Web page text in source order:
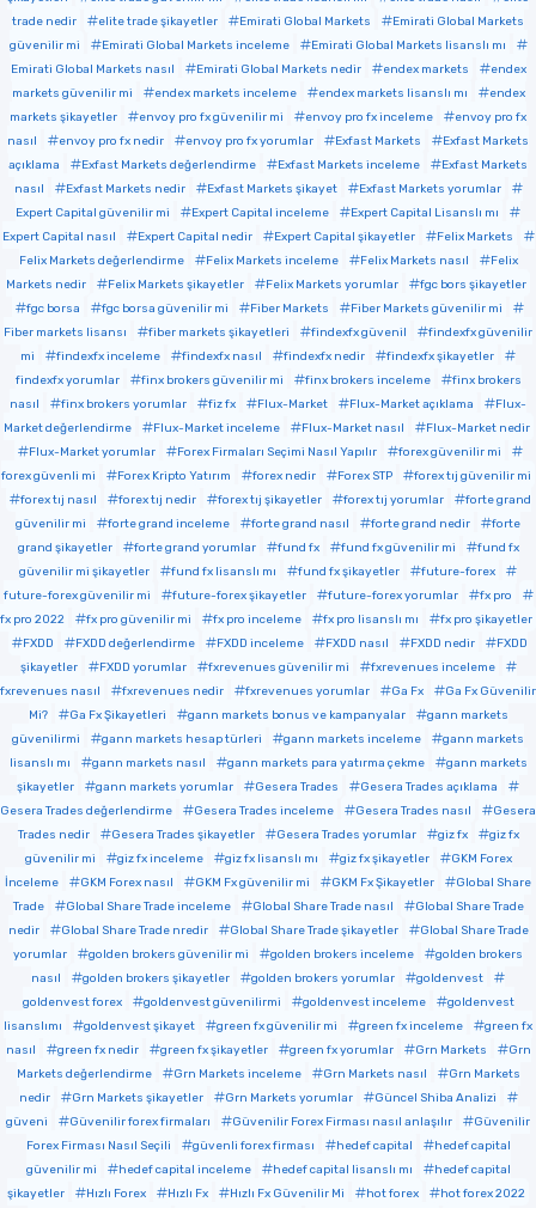
trade nedir
elite trade şikayetler Emirati Global Markets
Emirati Global Markets
güvenilir mi
Emirati Global Markets inceleme
Emirati Global Markets lisanslı mı
Emirati Global Markets nasıl
Emirati Global Markets nedir endex markets
endex
markets güvenilir mi
endex markets inceleme endex markets lisanslı mı
endex
markets şikayetler
envoy pro fx güvenilir mi envoy pro fx inceleme
envoy pro fx
nasıl
envoy pro fx nedir envoy pro fx yorumlar Exfast Markets
Exfast Markets
açıklama
Exfast Markets değerlendirme Exfast Markets inceleme
Exfast Markets
nasıl
Exfast Markets nedir Exfast Markets şikayet
Exfast Markets yorumlar
Expert Capital güvenilir mi
Expert Capital inceleme
Expert Capital Lisanslı mı
Expert Capital nasıl
Expert Capital nedir Expert Capital şikayetler
Felix Markets
Felix Markets değerlendirme
Felix Markets inceleme Felix Markets nasıl
Felix
Markets nedir
Felix Markets şikayetler Felix Markets yorumlar
fgc bors şikayetler
fgc borsa
fgc borsa güvenilir mi Fiber Markets
Fiber Markets güvenilir mi
Fiber markets lisansı
fiber markets şikayetleri findexfx güvenil
findexfx güvenilir
mi
findexfx inceleme findexfx nasıl findexfx nedir
findexfx şikayetler
findexfx yorumlar
finx brokers güvenilir mi finx brokers inceleme
finx brokers
nasıl
finx brokers yorumlar fiz fx Flux-Market Flux-Market açıklama
Flux-
Market değerlendirme
Flux-Market inceleme Flux-Market nasıl
Flux-Market nedir
Flux-Market yorumlar
Forex Firmaları Seçimi Nasıl Yapılır
forex güvenilir mi
forex güvenli mi
Forex Kripto Yatırım forex nedir Forex STP
forex tıj güvenilir mi
forex tıj nasıl
forex tıj nedir forex tıj şikayetler forex tıj yorumlar
forte grand
güvenilir mi
forte grand inceleme forte grand nasıl forte grand nedir
forte
grand şikayetler
forte grand yorumlar fund fx fund fx güvenilir mi
fund fx
güvenilir mi şikayetler
fund fx lisanslı mı fund fx şikayetler
future-forex
future-forex güvenilir mi
future-forex şikayetler future-forex yorumlar
fx pro
fx pro 2022
fx pro güvenilir mi fx pro inceleme fx pro lisanslı mı
fx pro şikayetler
FXDD
FXDD değerlendirme FXDD inceleme FXDD nasıl FXDD nedir
FXDD
şikayetler
FXDD yorumlar fxrevenues güvenilir mi
fxrevenues inceleme
fxrevenues nasıl
fxrevenues nedir fxrevenues yorumlar Ga Fx
Ga Fx Güvenilir
Mi?
Ga Fx Şikayetleri gann markets bonus ve kampanyalar
gann markets
güvenilirmi
gann markets hesap türleri gann markets inceleme
gann markets
lisanslı mı
gann markets nasıl gann markets para yatırma çekme
gann markets
şikayetler
gann markets yorumlar Gesera Trades
Gesera Trades açıklama
Gesera Trades değerlendirme
Gesera Trades inceleme Gesera Trades nasıl
Gesera
Trades nedir
Gesera Trades şikayetler Gesera Trades yorumlar giz fx
giz fx
güvenilir mi
giz fx inceleme giz fx lisanslı mı giz fx şikayetler
GKM Forex
İnceleme
GKM Forex nasıl GKM Fx güvenilir mi GKM Fx Şikayetler
Global Share
Trade
Global Share Trade inceleme Global Share Trade nasıl
Global Share Trade
nedir
Global Share Trade nredir Global Share Trade şikayetler
Global Share Trade
yorumlar
golden brokers güvenilir mi golden brokers inceleme
golden brokers
nasıl
golden brokers şikayetler golden brokers yorumlar
goldenvest
goldenvest forex
goldenvest güvenilirmi goldenvest inceleme
goldenvest
lisanslımı
goldenvest şikayet green fx güvenilir mi green fx inceleme
green fx
nasıl
green fx nedir green fx şikayetler green fx yorumlar Grn Markets
Grn
Markets değerlendirme
Grn Markets inceleme Grn Markets nasıl
Grn Markets
nedir
Grn Markets şikayetler Grn Markets yorumlar
Güncel Shiba Analizi
güveni
Güvenilir forex firmaları Güvenilir Forex Firması nasıl anlaşılır
Güvenilir
Forex Firması Nasıl Seçili
güvenli forex firması hedef capital
hedef capital
güvenilir mi
hedef capital inceleme hedef capital lisanslı mı
hedef capital
şikayetler
Hızlı Forex Hızlı Fx Hızlı Fx Güvenilir Mi hot forex
hot forex 2022